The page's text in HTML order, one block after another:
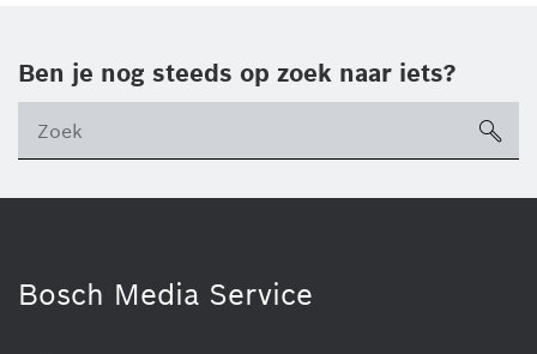
Ben je nog steeds op zoek naar iets?
Bosch Media Service